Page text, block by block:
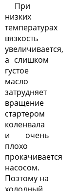
При
низких
температурах
вязкость
увеличивается,
а слишком
густое
масло
затрудняет
вращение
стартером
коленвала
и очень
плохо
прокачивается
насосом.
Поэтому на